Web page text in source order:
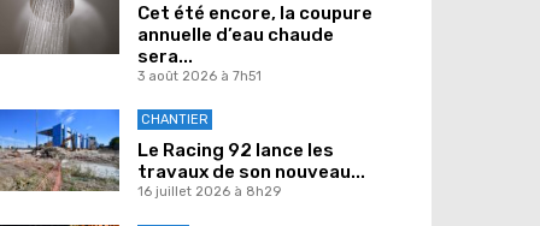
Cet été encore, la coupure
annuelle d’eau chaude
sera...
3 août 2026 à 7h51
CHANTIER
Le Racing 92 lance les
travaux de son nouveau...
16 juillet 2026 à 8h29